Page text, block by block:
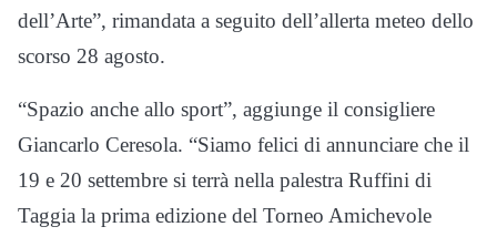
dell’Arte”, rimandata a seguito dell’allerta meteo dello
scorso 28 agosto.
“Spazio anche allo sport”, aggiunge il consigliere
Giancarlo Ceresola. “Siamo felici di annunciare che il
19 e 20 settembre si terrà nella palestra Ruffini di
Taggia la prima edizione del Torneo Amichevole